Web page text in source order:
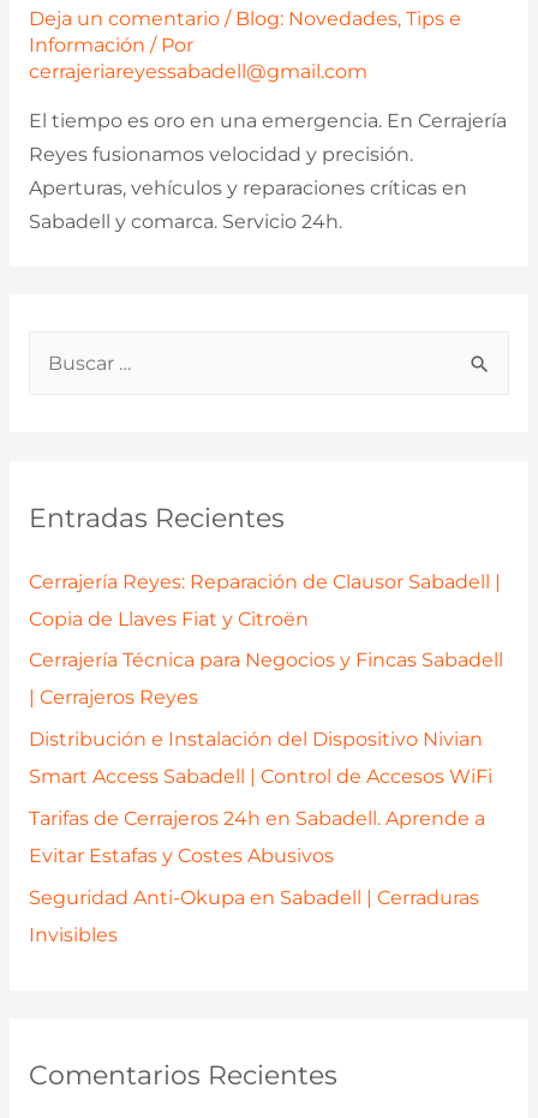
p
o
:
Entradas Recientes
Cerrajería Reyes: Reparación de Clausor Sabadell |
Copia de Llaves Fiat y Citroën
Cerrajería Técnica para Negocios y Fincas Sabadell
| Cerrajeros Reyes
Distribución e Instalación del Dispositivo Nivian
Smart Access Sabadell | Control de Accesos WiFi
Tarifas de Cerrajeros 24h en Sabadell. Aprende a
Evitar Estafas y Costes Abusivos
Seguridad Anti-Okupa en Sabadell | Cerraduras
Invisibles
Comentarios Recientes
Deja un comentario / Blog: Novedades, Tips e
Información / Por
cerrajeriareyessabadell@gmail.com
El tiempo es oro en una emergencia. En Cerrajería
Reyes fusionamos velocidad y precisión.
Aperturas, vehículos y reparaciones críticas en
Sabadell y comarca. Servicio 24h.